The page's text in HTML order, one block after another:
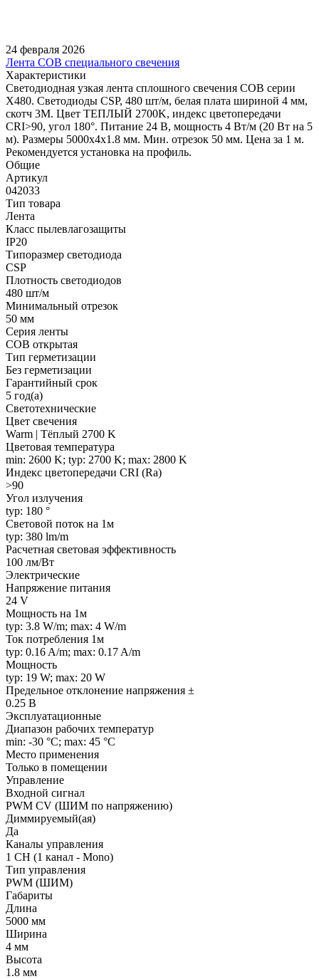
24 февраля 2026
Лента COB специального свечения
Характеристики
Светодиодная узкая лента сплошного свечения COB серии
X480. Светодиоды CSP, 480 шт/м, белая плата шириной 4 мм,
скотч 3M. Цвет ТЕПЛЫЙ 2700K, индекс цветопередачи
CRI>90, угол 180°. Питание 24 В, мощность 4 Вт/м (20 Вт на 5
м). Размеры 5000х4х1.8 мм. Мин. отрезок 50 мм. Цена за 1 м.
Рекомендуется установка на профиль.
Общие
Артикул
042033
Тип товара
Лента
Класс пылевлагозащиты
IP20
Типоразмер светодиода
CSP
Плотность светодиодов
480 шт/м
Минимальный отрезок
50 мм
Серия ленты
COB открытая
Тип герметизации
Без герметизации
Гарантийный срок
5 год(а)
Светотехнические
Цвет свечения
Warm | Тёплый 2700 K
Цветовая температура
min: 2600 K; typ: 2700 K; max: 2800 K
Индекс цветопередачи CRI (Ra)
>90
Угол излучения
typ: 180 °
Световой поток на 1м
typ: 380 lm/m
Расчетная световая эффективность
100 лм/Вт
Электрические
Напряжение питания
24 V
Мощность на 1м
typ: 3.8 W/m; max: 4 W/m
Ток потребления 1м
typ: 0.16 A/m; max: 0.17 A/m
Мощность
typ: 19 W; max: 20 W
Предельное отклонение напряжения ±
0.25 В
Эксплуатационные
Диапазон рабочих температур
min: -30 °C; max: 45 °C
Место применения
Только в помещении
Управление
Входной сигнал
PWM СV (ШИМ по напряжению)
Диммируемый(ая)
Да
Каналы управления
1 CH (1 канал - Mono)
Тип управления
PWM (ШИМ)
Габариты
Длина
5000 мм
Ширина
4 мм
Высота
1.8 мм